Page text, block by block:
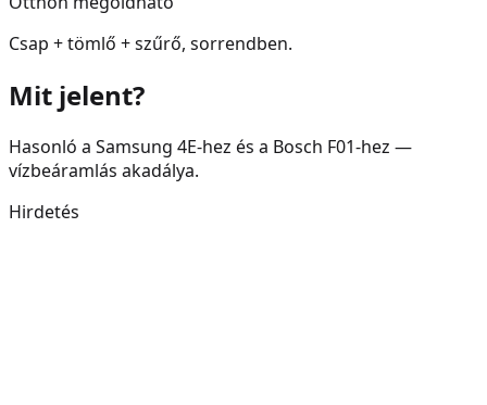
Csap + tömlő + szűrő, sorrendben.
Mit jelent?
Hasonló a Samsung 4E-hez és a Bosch F01-hez —
vízbeáramlás akadálya.
Hirdetés